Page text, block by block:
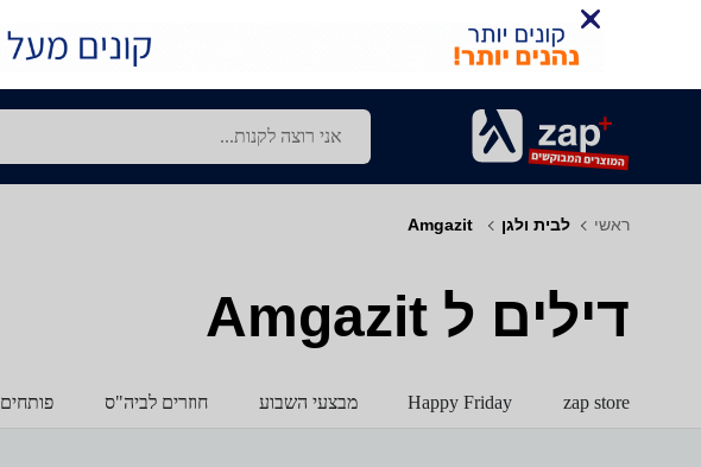
ראשי לבית ולגן
דילים ל‏ Amgazit
zap store
Happy Friday מבצעי השבוע חוזרים לביה"ס